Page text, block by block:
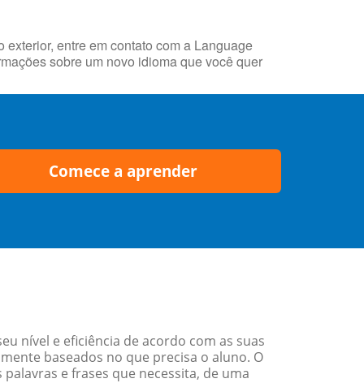
entre em contato com a Language
sobre um novo idioma que você quer
Comece a aprender
nível e eficiência de acordo com as suas
baseados no que precisa o aluno. O
e frases que necessita, de uma